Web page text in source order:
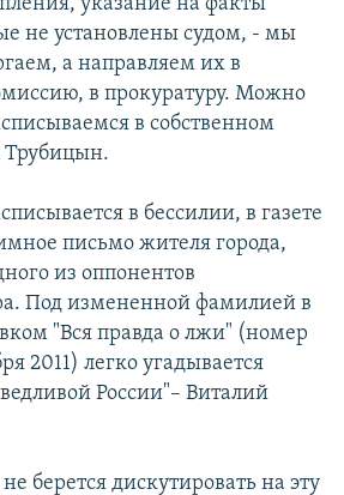
указание на факты
не установлены судом, - мы
а направляем их в
в прокуратуру. Можно
в собственном
Трубицын.
в бессилии, в газете
письмо жителя города,
из оппонентов
Под измененной фамилией в
"Вся правда о лжи" (номер
2011) легко угадывается
России"– Виталий
берется дискутировать на эту